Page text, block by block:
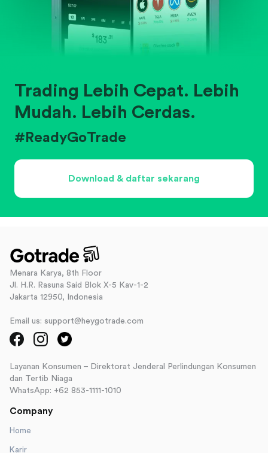
Trading Lebih Cepat. Lebih
Mudah. Lebih Cerdas.
#ReadyGoTrade
Download & daftar sekarang
Menara Karya, 8th Floor
Jl. H.R. Rasuna Said Blok X-5 Kav-1-2
Jakarta 12950, Indonesia
Email us: support@heygotrade.com
Layanan Konsumen – Direktorat Jenderal Perlindungan Konsumen
dan Tertib Niaga
WhatsApp: +62 853-1111-1010
Company
Home
Karir